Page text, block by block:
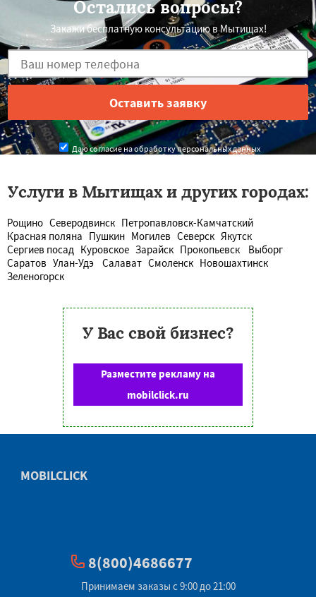
Остались вопросы?
Закажи бесплатную консультацию в Мытищах!
Даю согласие на обработку персональных данных
Услуги в Мытищах и других городах:
Рощино Северодвинск Петропавловск-Камчатский
Красная поляна Пушкин Могилев Северск Якутск
Сергиев посад Куровское Зарайск Прокопьевск
Выборг
Саратов Улан-Удэ Салават Смоленск Новошахтинск
Зеленогорск
У Вас свой бизнес?
Разместите рекламу на
mobilclick.ru
MOBILCLICK
8(800)4686677
Принимаем заказы с 9:00 до 21:00